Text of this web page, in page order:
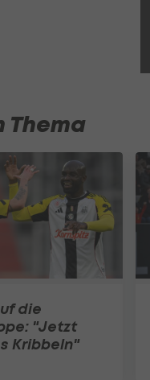
Thema
die
"Jetzt
Kribbeln"